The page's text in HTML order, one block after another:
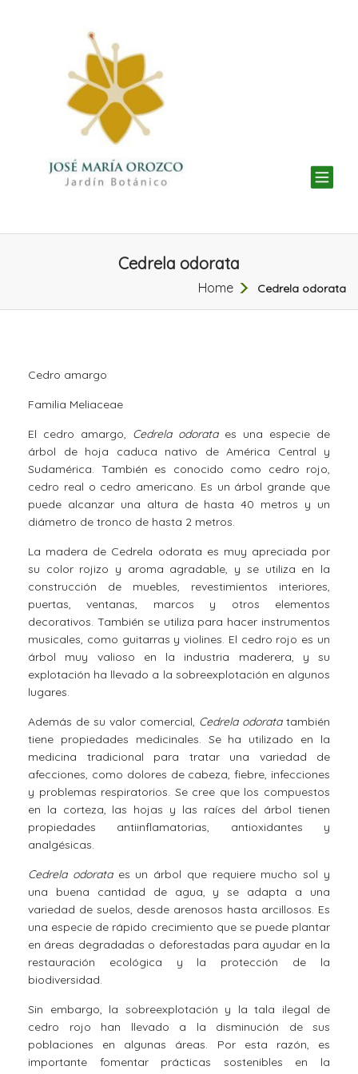
Cedrela odorata
Home Cedrela odorata
Cedro amargo
Familia Meliaceae
El cedro amargo, Cedrela odorataes una especie de
árbol de hoja caduca nativo de América Central y
Sudamérica. También es conocido como cedro rojo,
cedro real o cedro americano. Es un árbol grande que
puede alcanzar una altura de hasta 40 metros y un
diámetro de tronco de hasta 2 metros.
La madera de Cedrela odorata es muy apreciada por
su color rojizo y aroma agradable, y se utiliza en la
construcción de muebles, revestimientos interiores,
puertas, ventanas, marcos y otros elementos
decorativos. También se utiliza para hacer instrumentos
musicales, como guitarras y violines. El cedro rojo es un
árbol muy valioso en la industria maderera, y su
explotación ha llevado a la sobreexplotación en algunos
lugares.
Además de su valor comercial, Cedrela odoratatambién
tiene propiedades medicinales. Se ha utilizado en la
medicina tradicional para tratar una variedad de
afecciones, como dolores de cabeza, fiebre, infecciones
y problemas respiratorios. Se cree que los compuestos
en la corteza, las hojas y las raíces del árbol tienen
propiedades antiinflamatorias, antioxidantes y
analgésicas.
Cedrela odorataes un árbol que requiere mucho sol y
una buena cantidad de agua, y se adapta a una
variedad de suelos, desde arenosos hasta arcillosos. Es
una especie de rápido crecimiento que se puede plantar
en áreas degradadas o deforestadas para ayudar en la
restauración ecológica y la protección de la
biodiversidad.
Sin embargo, la sobreexplotación y la tala ilegal de
cedro rojo han llevado a la disminución de sus
poblaciones en algunas áreas. Por esta razón, es
importante fomentar prácticas sostenibles en la